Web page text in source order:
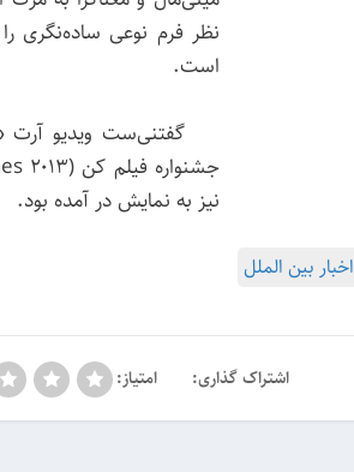
نظر فرم نوعی ساده‌نگری
است.
گفتنی‌ست ویدیو آرت
نیز به نمایش در آمده بود.
اخبار بین الملل
اشتراک گذاری: امتیاز: